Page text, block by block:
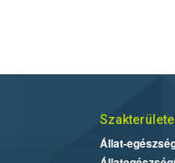
Állat-